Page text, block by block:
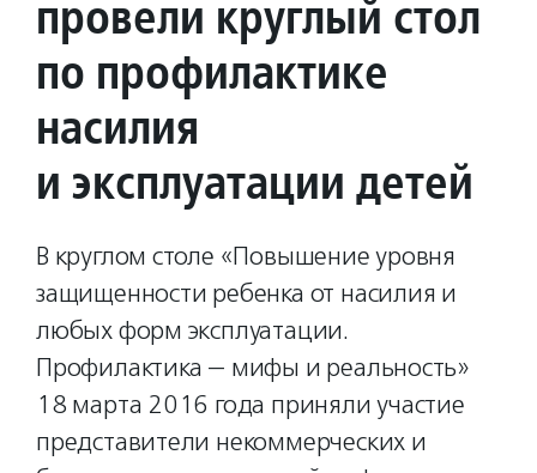
провели круглый стол
по профилактике
насилия
и эксплуатации детей
В круглом столе «Повышение уровня
защищенности ребенка от насилия и
любых форм эксплуатации.
Профилактика — мифы и реальность»
18 марта 2016 года приняли участие
представители некоммерческих и